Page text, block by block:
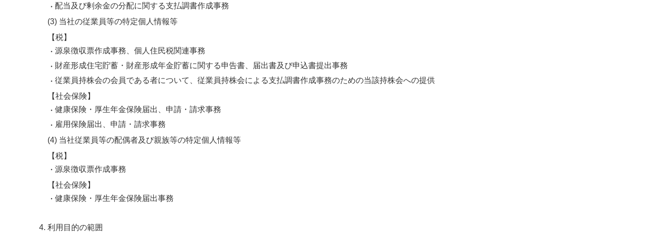
配当及び剰余金の分配に関する支払調書作成事務
(3) 当社の従業員等の特定個人情報等
【税】
源泉徴収票作成事務、個人住民税関連事務
財産形成住宅貯蓄・財産形成年金貯蓄に関する申告書、届出書及び申込書提出事務
従業員持株会の会員である者について、従業員持株会による支払調書作成事務のための当該持株会への提供
【社会保険】
健康保険・厚生年金保険届出、申請・請求事務
雇用保険届出、申請・請求事務
(4) 当社従業員等の配偶者及び親族等の特定個人情報等
【税】
源泉徴収票作成事務
【社会保険】
健康保険・厚生年金保険届出事務
利用目的の範囲